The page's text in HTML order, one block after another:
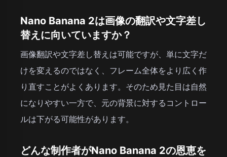
Nano Banana 2は画像の翻訳や文字差し
替えに向いていますか？
画像翻訳や文字差し替えは可能ですが、単に文字だ
けを変えるのではなく、フレーム全体をより広く作
り直すことがよくあります。そのため見た目は自然
になりやすい一方で、元の背景に対するコントロー
ルは下がる可能性があります。
どんな制作者がNano Banana 2の恩恵を